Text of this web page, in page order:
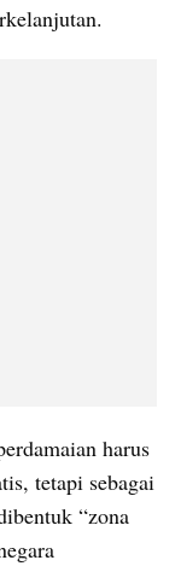
harus
tetapi sebagai
“zona